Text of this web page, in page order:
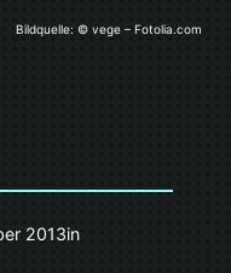
Bildquelle: © vege – Fotolia.com
2013in